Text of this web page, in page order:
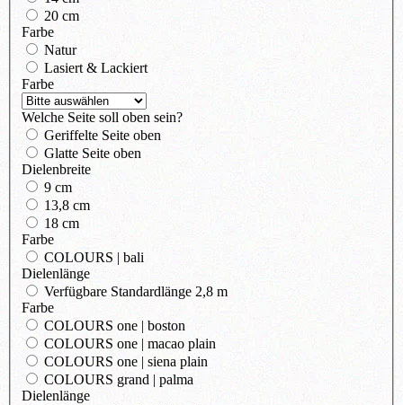
20 cm
Farbe
Natur
Lasiert & Lackiert
Farbe
Welche Seite soll oben sein?
Geriffelte Seite oben
Glatte Seite oben
Dielenbreite
9 cm
13,8 cm
18 cm
Farbe
COLOURS | bali
Dielenlänge
Verfügbare Standardlänge 2,8 m
Farbe
COLOURS one | boston
COLOURS one | macao plain
COLOURS one | siena plain
COLOURS grand | palma
Dielenlänge